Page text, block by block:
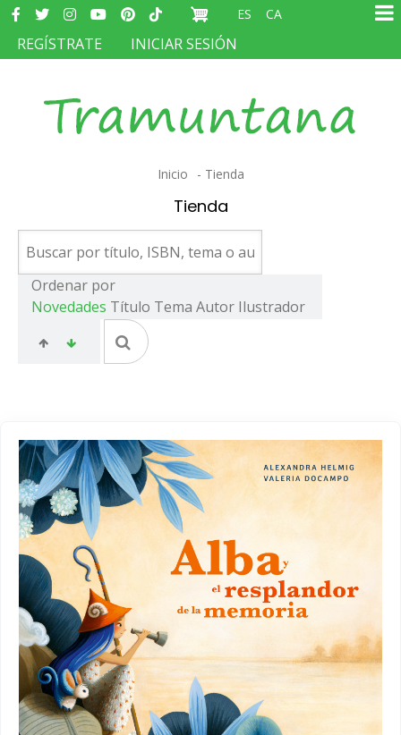
Pasar
contenido
Redes
sociales
ES CA
MENÚ
DEL
D'USUARI
REGÍSTRATE INICIAR SESIÓN
Sobrescribir
de
ayuda
a
la
navegación
Inicio Tienda
Tienda
Ordenar por
Novedades Título Tema Autor Ilustrador